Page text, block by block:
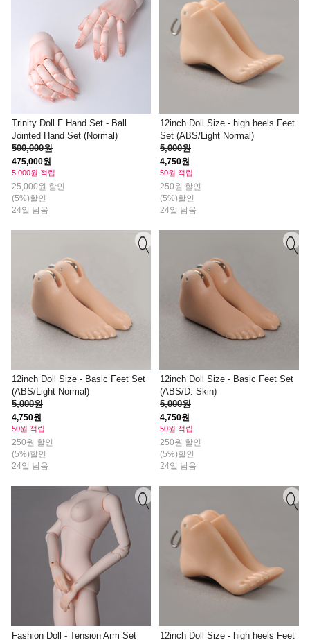
Trinity Doll F Hand Set - Ball
Jointed Hand Set (Normal)
500,000원
475,000원
5,000원 적립
25,000원 할인
(5%)할인
24일 남음
12inch Doll Size - high heels Feet
Set (ABS/Light Normal)
5,000원
4,750원
50원 적립
250원 할인
(5%)할인
24일 남음
12inch Doll Size - Basic Feet Set
(ABS/Light Normal)
5,000원
4,750원
50원 적립
250원 할인
(5%)할인
24일 남음
12inch Doll Size - Basic Feet Set
(ABS/D. Skin)
5,000원
4,750원
50원 적립
250원 할인
(5%)할인
24일 남음
Fashion Doll - Tension Arm Set 12inch Doll Size - high heels Feet